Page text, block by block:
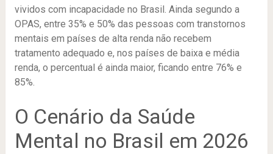
vividos com incapacidade no Brasil. Ainda segundo a
OPAS, entre 35% e 50% das pessoas com transtornos
mentais em países de alta renda não recebem
tratamento adequado e, nos países de baixa e média
renda, o percentual é ainda maior, ficando entre 76% e
85%.
O Cenário da Saúde
Mental no Brasil em 2026